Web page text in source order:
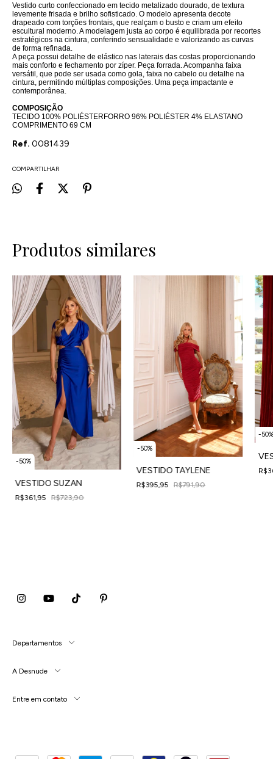
Vestido curto confeccionado em tecido metalizado dourado, de textura
levemente frisada e brilho sofisticado. O modelo apresenta decote
drapeado com torções frontais, que realçam o busto e criam um efeito
escultural moderno. A modelagem justa ao corpo é equilibrada por recortes
estratégicos na cintura, conferindo sensualidade e valorizando as curvas
de forma refinada.
A peça possui detalhe de elástico nas laterais das costas proporcionando
mais conforto e fechamento por zíper. Peça forrada. Acompanha faixa
versátil, que pode ser usada como gola, faixa no cabelo ou detalhe na
cintura, permitindo múltiplas composições. Uma peça impactante e
contemporânea.
COMPOSIÇÃO
TECIDO 100% POLIÉSTERFORRO 96% POLIÉSTER 4% ELASTANO
COMPRIMENTO 69 CM
Ref. 0081439
COMPARTILHAR
Produtos similares
-50%
VESTIDO SUZAN
R$361,95 R$723,90
-50%
VESTIDO TAYLENE
R$395,95 R$791,90
-50
Departamentos
A Desnude
Entre em contato